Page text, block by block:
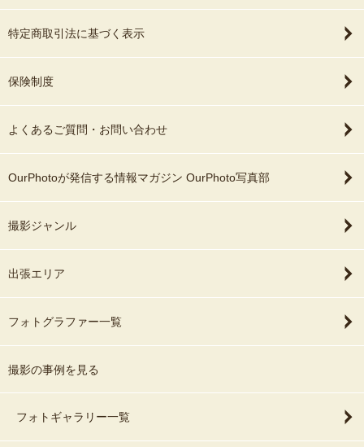
特定商取引法に基づく表示
保険制度
よくあるご質問・お問い合わせ
OurPhotoが発信する情報マガジン OurPhoto写真部
撮影ジャンル
出張エリア
フォトグラファー一覧
撮影の事例を見る
フォトギャラリー一覧